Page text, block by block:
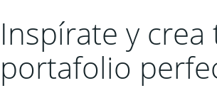
Inspírate y crea
portafolio